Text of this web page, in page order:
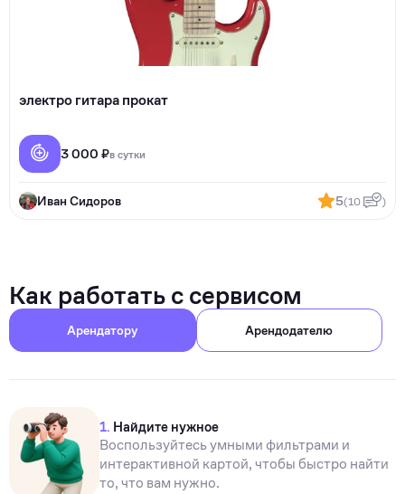
электро гитара прокат
3 000 ₽в сутки
Иван Сидоров 5(10 )
Как работать с сервисом
Арендатору Арендодателю
1. Найдите нужное
Воспользуйтесь умными фильтрами и
интерактивной картой, чтобы быстро найти
то, что вам нужно.